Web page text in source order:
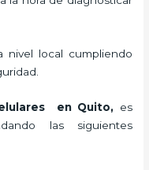
nivel local cumpliendo
en Quito, es
las siguientes